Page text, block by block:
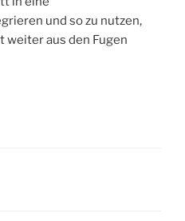
und so zu nutzen,
weiter aus den Fugen